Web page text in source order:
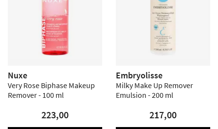
Nuxe
Very Rose Biphase Makeup
Remover - 100 ml
223,00
Embryolisse
Milky Make Up Remover
Emulsion - 200 ml
217,00